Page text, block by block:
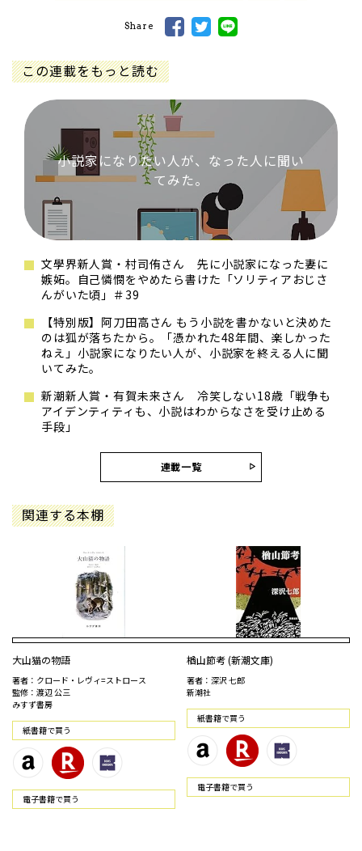
Share
この連載をもっと読む
小説家になりたい人が、なった人に聞い
てみた。
文學界新人賞・村司侑さん 先に小説家になった妻に
嫉妬。自己憐憫をやめたら書けた「ソリティアおじさ
んがいた頃」＃39
【特別版】阿刀田高さん もう小説を書かないと決めた
のは狐が落ちたから。「憑かれた48年間、楽しかった
ねえ」小説家になりたい人が、小説家を終える人に聞
いてみた。
新潮新人賞・有賀未来さん 冷笑しない18歳「戦争も
アイデンティティも、小説はわからなさを受け止める
手段」
連載一覧
関連する本棚
大山猫の物語
著者：クロード・レヴィ=ストロース
監修：渡辺 公三
みすず書房
紙書籍で買う
電⼦書籍で買う
楢山節考 (新潮文庫)
著者：深沢 七郎
新潮社
紙書籍で買う
電⼦書籍で買う